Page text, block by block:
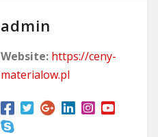
admin
Website: https://ceny-
materialow.pl